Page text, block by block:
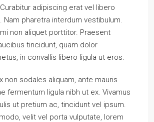
adipiscing erat vel libero
pharetra interdum vestibulum.
non aliquet porttitor. Praesent
tincidunt, quam dolor
in convallis libero ligula ut eros.
non sodales aliquam, ante mauris
fermentum ligula nibh ut ex. Vivamus
ut pretium ac, tincidunt vel ipsum.
velit vel porta vulputate, lorem